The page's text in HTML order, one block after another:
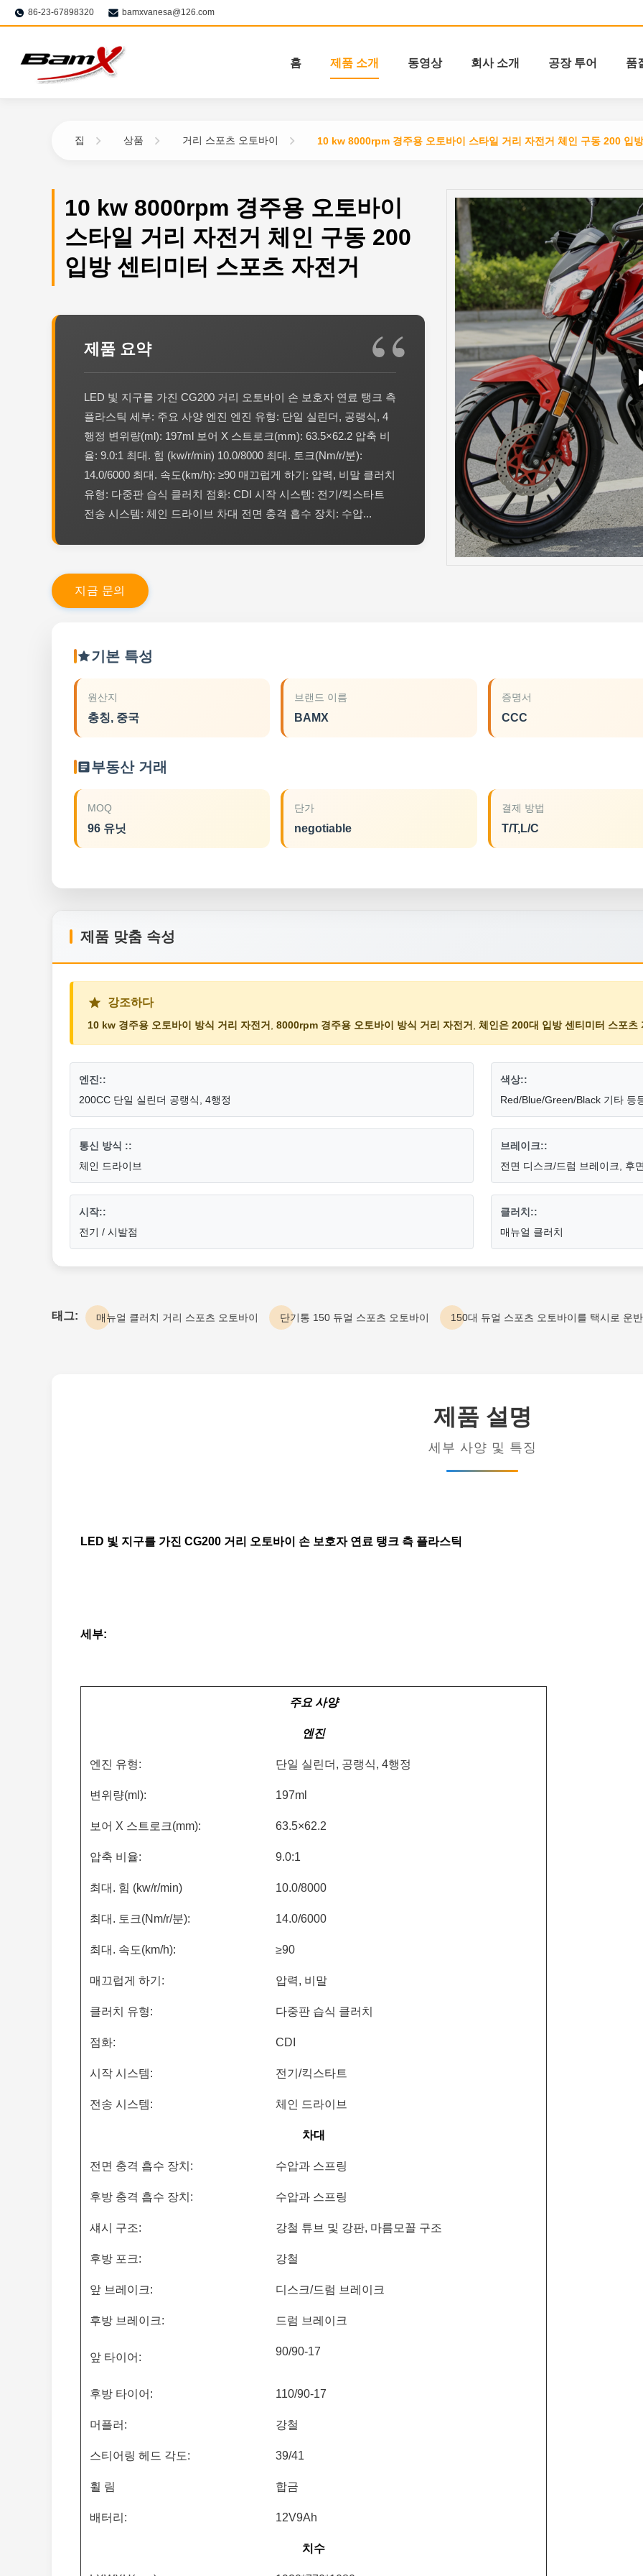
86-23-67898320 bamxvanesa@126.com
홈 제품 소개 동영상 회사 소개 공장 투어 품
집 상품 거리 스포츠 오토바이 10 kw 8000rpm 경주용 오토바이 스타일 거리 자전거 체인 구동 200 입
10 kw 8000rpm 경주용 오토바이
스타일 거리 자전거 체인 구동 200
입방 센티미터 스포츠 자전거
제품 요약
LED 빛 지구를 가진 CG200 거리 오토바이 손 보호자 연료 탱크 측
플라스틱 세부: 주요 사양 엔진 엔진 유형: 단일 실린더, 공랭식, 4
행정 변위량(ml): 197ml 보어 X 스트로크(mm): 63.5×62.2 압축 비
율: 9.0:1 최대. 힘 (kw/r/min) 10.0/8000 최대. 토크(Nm/r/분):
14.0/6000 최대. 속도(km/h): ≥90 매끄럽게 하기: 압력, 비말 클러치
유형: 다중판 습식 클러치 점화: CDI 시작 시스템: 전기/킥스타트
전송 시스템: 체인 드라이브 차대 전면 충격 흡수 장치: 수압...
지 금 문의
기본 특성
원산지
충칭, 중국
브랜드 이름
BAMX
증명서
CCC
부동산 거래
MOQ
96 유닛
단가
negotiable
결제 방법
T/T,L/C
제품 맞춤 속성
강조하다
10 kw 경주용 오토바이 방식 거리 자전거 , 8000rpm 경주용 오토바이 방식 거리 자전거 , 체인은 200대 입방 센티미터 스포츠
엔진::
200CC 단일 실린더 공랭식, 4행정
색상::
Red/Blue/Green/Black 기타 등
통신 방식 ::
체인 드라이브
브레이크::
전면 디스크/드럼 브레이크, 후
시작::
전기 / 시발점
클러치::
매뉴얼 클러치
태그: 매뉴얼 클러치 거리 스포츠 오토바이 단기통 150 듀얼 스포츠 오토바이 150대 듀얼 스포츠 오토바이를 택시로 운
제품 설명
세부 사양 및 특징
LED 빛 지구를 가진 CG200 거리 오토바이 손 보호자 연료 탱크 측 플라스틱
세부:
주요 사양
엔진
엔진 유형: 단일 실린더, 공랭식, 4행정
변위량(ml): 197ml
보어 X 스트로크(mm): 63.5×62.2
압축 비율: 9.0:1
최대. 힘 (kw/r/min) 10.0/8000
최대. 토크(Nm/r/분): 14.0/6000
최대. 속도(km/h): ≥90
매끄럽게 하기: 압력, 비말
클러치 유형: 다중판 습식 클러치
점화: CDI
시작 시스템: 전기/킥스타트
전송 시스템: 체인 드라이브
차대
전면 충격 흡수 장치: 수압과 스프링
후방 충격 흡수 장치: 수압과 스프링
섀시 구조: 강철 튜브 및 강판, 마름모꼴 구조
후방 포크: 강철
앞 브레이크: 디스크/드럼 브레이크
후방 브레이크: 드럼 브레이크
앞 타이어: 90/90-17
후방 타이어: 110/90-17
머플러: 강철
스티어링 헤드 각도: 39/41
휠 림 합금
배터리: 12V9Ah
치수